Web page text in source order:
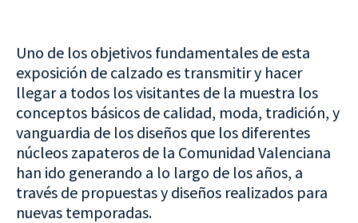
Uno de los objetivos fundamentales de esta
exposición de calzado es transmitir y hacer
llegar a todos los visitantes de la muestra los
conceptos básicos de calidad, moda, tradición, y
vanguardia de los diseños que los diferentes
núcleos zapateros de la Comunidad Valenciana
han ido generando a lo largo de los años, a
través de propuestas y diseños realizados para
nuevas temporadas.